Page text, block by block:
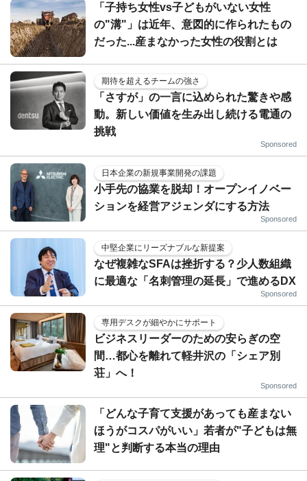
「子持ち女性vs子どもがいない女性
の"溝"」は近年、意図的に作られたもの
だった...産まなかった女性の役割とは
期待を超えるチームの強さ
「さすが」の一言に込められた驚きや感
動。新しい価値を生み出し続ける電通の
挑戦
Sponsored
日本企業の新規事業開発の課題
小手先の協業を脱却！オープンイノベー
ションを経営アジェンダにする方法
Sponsored
中堅企業にリーズナブルな新提案
なぜ複雑なSFAは挫折する？少人数組織
に最適な「名刺管理の延長」で進めるDX
Sponsored
専用デスクが細やかにサポート
ビジネスリーダーのための安らぎの空
間…都心を離れて軽井沢の「シェア別
荘」へ！
Sponsored
「どんな子育て支援があっても産まない
ほうがコスパがいい」若者が"子どもは無
理"と判断する本当の理由